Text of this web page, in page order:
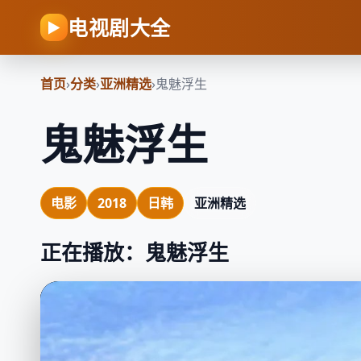
▶ 电视剧大全
首页›分类›亚洲精选›鬼魅浮生
鬼魅浮生
电影 2018 日韩 亚洲精选
正在播放：鬼魅浮生